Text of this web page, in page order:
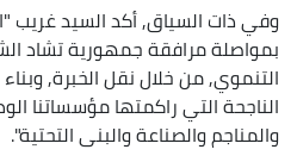
وفي ذات السياق, أكد السيد غريب
بمواصلة مرافقة جمهورية تشاد
التنموي, من خلال نقل الخبرة, وبناء
الناجحة التي راكمتها مؤسساتنا
والمناجم والصناعة والبنى التحتية".